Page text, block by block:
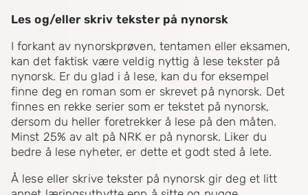
Les og/eller skriv tekster på nynorsk
I forkant av nynorskprøven, tentamen eller eksamen,
kan det faktisk være veldig nyttig å lese tekster på
nynorsk. Er du glad i å lese, kan du for eksempel
finne deg en roman som er skrevet på nynorsk. Det
finnes en rekke serier som er tekstet på nynorsk,
dersom du heller foretrekker å lese på den måten.
Minst 25% av alt på NRK er på nynorsk. Liker du
bedre å lese nyheter, er dette et godt sted å lete.
Å lese eller skrive tekster på nynorsk gir deg et litt